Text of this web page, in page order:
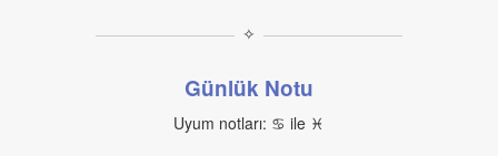
✧
Günlük Notu
Uyum notları: ♋︎ ile ♓︎